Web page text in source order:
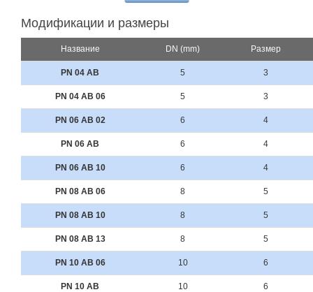
Модификации и размеры
Название DN (mm) Размер
PN 04 AB 5 3
PN 04 AB 06 5 3
PN 06 AB 02 6 4
PN 06 AB 6 4
PN 06 AB 10 6 4
PN 08 AB 06 8 5
PN 08 AB 10 8 5
PN 08 AB 13 8 5
PN 10 AB 06 10 6
PN 10 AB 10 6